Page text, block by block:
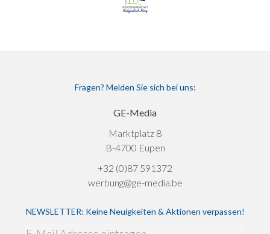
Fragen? Melden Sie sich bei uns:
GE-Media
Marktplatz 8
B-4700 Eupen
+32 (0)87 591372
werbung@ge-media.be
NEWSLETTER: Keine Neuigkeiten & Aktionen verpassen!